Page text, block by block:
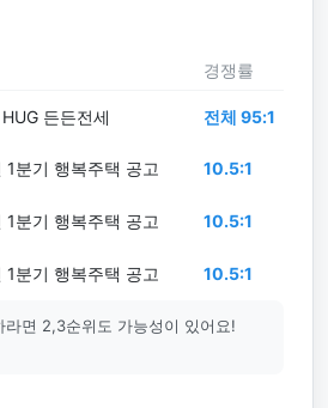
경쟁률
든든전세 전체 95:1
1분기 행복주택 공고 10.5:1
1분기 행복주택 공고 10.5:1
1분기 행복주택 공고 10.5:1
라면 2,3순위도 가능성이 있어요!